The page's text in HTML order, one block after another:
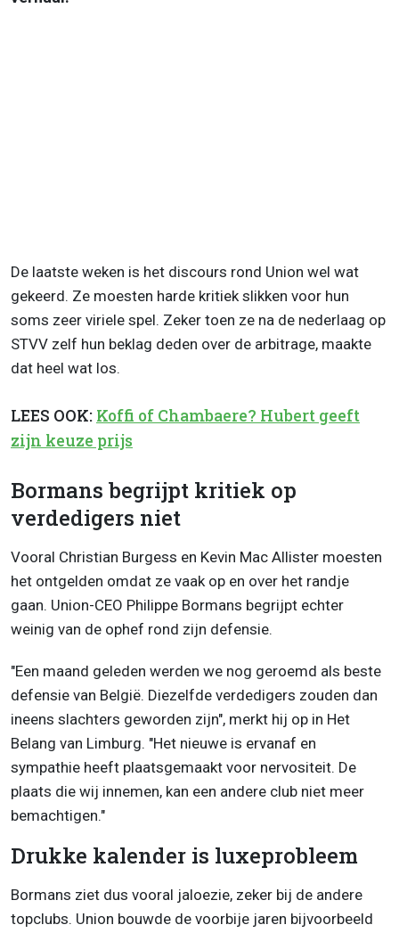
De laatste weken is het discours rond Union wel wat
gekeerd. Ze moesten harde kritiek slikken voor hun
soms zeer viriele spel. Zeker toen ze na de nederlaag op
STVV zelf hun beklag deden over de arbitrage, maakte
dat heel wat los.
LEES OOK: Koffi of Chambaere? Hubert geeft
zijn keuze prijs
Bormans begrijpt kritiek op
verdedigers niet
Vooral Christian Burgess en Kevin Mac Allister moesten
het ontgelden omdat ze vaak op en over het randje
gaan. Union-CEO Philippe Bormans begrijpt echter
weinig van de ophef rond zijn defensie.
"Een maand geleden werden we nog geroemd als beste
defensie van België. Diezelfde verdedigers zouden dan
ineens slachters geworden zijn", merkt hij op in Het
Belang van Limburg. "Het nieuwe is ervanaf en
sympathie heeft plaatsgemaakt voor nervositeit. De
plaats die wij innemen, kan een andere club niet meer
bemachtigen."
Drukke kalender is luxeprobleem
Bormans ziet dus vooral jaloezie, zeker bij de andere
topclubs. Union bouwde de voorbije jaren bijvoorbeeld